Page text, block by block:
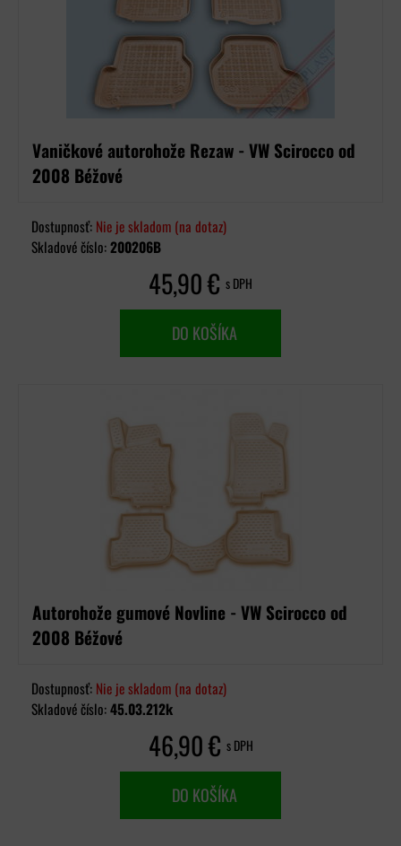
Vaničkové autorohože Rezaw - VW Scirocco od
2008 Béžové
Dostupnosť: Nie je skladom (na dotaz)
Skladové číslo:200206B
45,90 € s DPH
DO KOŠÍKA
Autorohože gumové Novline - VW Scirocco od
2008 Béžové
Dostupnosť: Nie je skladom (na dotaz)
Skladové číslo:45.03.212k
46,90 € s DPH
DO KOŠÍKA